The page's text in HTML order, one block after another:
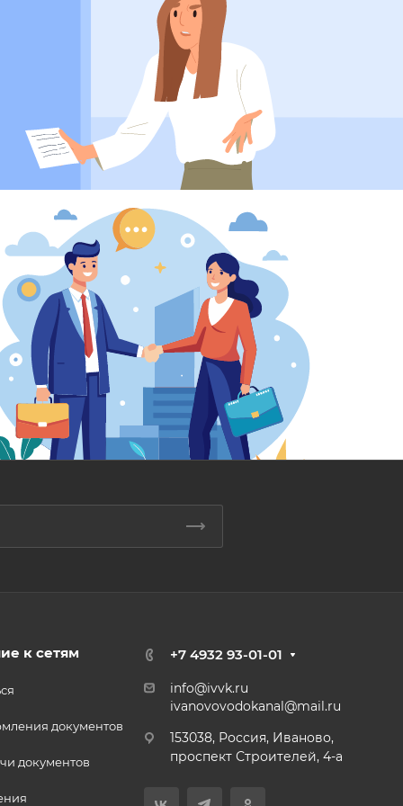
к сетям
документов
документов
+7 4932 93-01-01
info@ivvk.ru
ivanovovodokanal@mail.ru
153038, Россия, Иваново,
проспект Строителей, 4-а